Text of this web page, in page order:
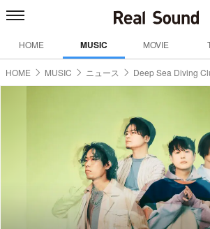
HOME MUSIC MOVIE
HOME MUSIC ニュース Deep Sea Diving